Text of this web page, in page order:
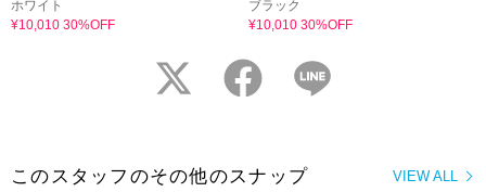
ホワイト
¥10,010 30%OFF
ブラック
¥10,010 30%OFF
twitter facebook
VIEW ALL
このスタッフのその他のスナップ